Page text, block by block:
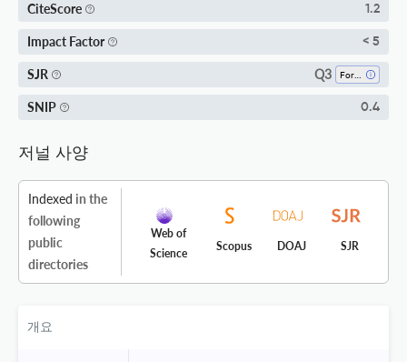
CiteScore 1.2
Impact Factor < 5
SJR Q3
SNIP 0.4
저널 사양
Indexed in the
following
public
directories
Web of
Science
Scopus DOAJ SJR
개요